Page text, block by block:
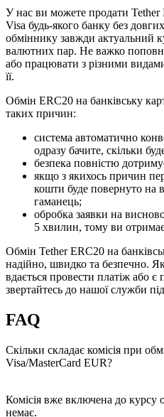
У нас ви можете продати Tether
Visa будь-якого банку без
обміннику завжди актуальний
валютних пар. Не важко
або працювати з різними
її.
Обмін ERC20 на банківську
таких причин:
система автоматично
одразу бачите, скільки
безпека повністю
якщо з якихось причин
кошти буде повернуто на
гаманець;
обробка заявки на
5 хвилин, тому ви
Обмін Tether ERC20 на
надійно, швидко та безпечно.
вдається провести платіж або
звертайтесь до нашої служби
FAQ
Скільки складає комісія при
Visa/MasterCard EUR?
Комісія вже включена до курсу
немає.